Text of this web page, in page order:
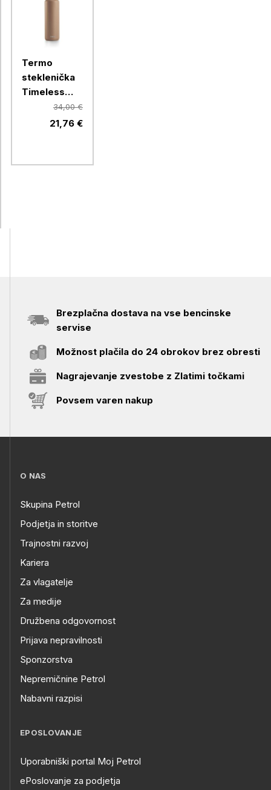
Termo
steklenička
Timeless
Equa, 600
ml, Toffee
34,00 €
21,76 €
Brezplačna dostava na vse bencinske
servise
Možnost plačila do 24 obrokov brez obresti
Nagrajevanje zvestobe z Zlatimi točkami
Povsem varen nakup
O NAS
Skupina Petrol
Podjetja in storitve
Trajnostni razvoj
Kariera
Za vlagatelje
Za medije
Družbena odgovornost
Prijava nepravilnosti
Sponzorstva
Nepremičnine Petrol
Nabavni razpisi
EPOSLOVANJE
Uporabniški portal Moj Petrol
ePoslovanje za podjetja